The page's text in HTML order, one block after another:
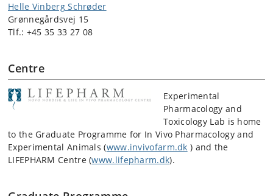
Helle Vinberg Schrøder
Grønnegårdsvej 15
Tlf.: +45 35 33 27 08
Centre
Experimental
Pharmacology and
Toxicology Lab is home
to the Graduate Programme for In Vivo Pharmacology and
Experimental Animals (www.invivofarm.dk ) and the
LIFEPHARM Centre (www.lifepharm.dk).